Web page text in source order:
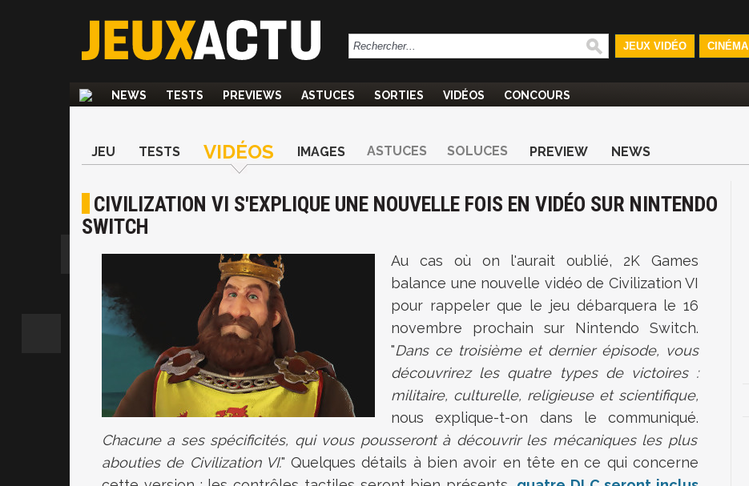
JEUX VIDÉO CINÉMA
NEWS TESTS PREVIEWS ASTUCES SORTIES VIDÉOS CONCOURS
JEU TESTS VIDÉOS IMAGES ASTUCES SOLUCES PREVIEW NEWS
CIVILIZATION VI S'EXPLIQUE UNE NOUVELLE FOIS EN VIDÉO SUR NINTENDO
SWITCH
Au cas où on l'aurait oublié, 2K Games
balance une nouvelle vidéo de Civilization VI
pour rappeler que le jeu débarquera le 16
novembre prochain sur Nintendo Switch.
"Dans ce troisième et dernier épisode, vous
découvrirez les quatre types de victoires :
militaire, culturelle, religieuse et scientifique,
nous explique-t-on dans le communiqué.
Chacune a ses spécificités, qui vous pousseront à découvrir les mécaniques les plus
abouties de Civilization VI." Quelques détails à bien avoir en tête en ce qui concerne